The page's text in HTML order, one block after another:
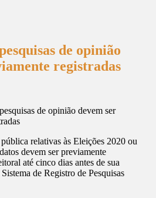
de opinião
registradas
relativas às Eleições 2020 ou
devem ser previamente
até cinco dias antes de sua
de Registro de Pesquisas